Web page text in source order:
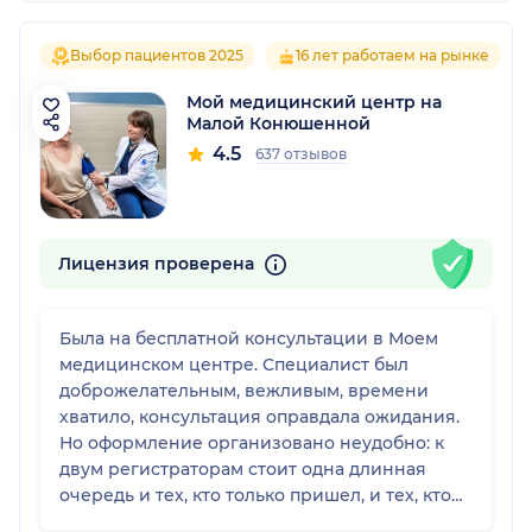
Выбор пациентов 2025 16 лет работаем на рынке
Мой медицинский центр на
Малой Конюшенной
4.5 637 отзывов
Лицензия проверена
Была на бесплатной консультации в Моем
медицинском центре. Специалист был
доброжелательным, вежливым, времени
хватило, консультация оправдала ожидания.
Но оформление организовано неудобно: к
двум регистраторам стоит одна длинная
очередь и тех, кто только пришел, и тех, кто